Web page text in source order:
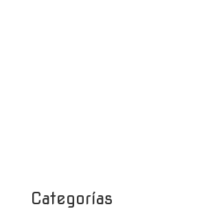
Categorías